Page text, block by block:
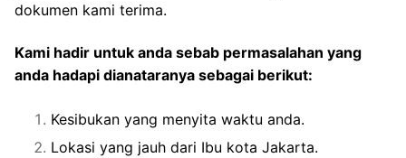
dokumen kami terima.
Kami hadir untuk anda sebab permasalahan yang
anda hadapi dianataranya sebagai berikut:
Kesibukan yang menyita waktu anda.
Lokasi yang jauh dari Ibu kota Jakarta.